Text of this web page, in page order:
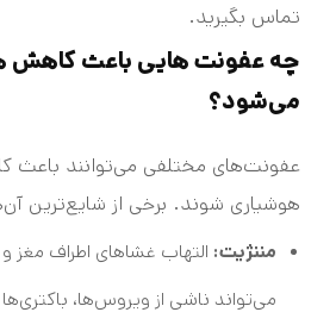
تماس بگیرید.
چه عفونت هایی باعث کاهش
می‌شود؟
عفونت‌های مختلفی می‌توانند
هوشیاری شوند. برخی از شایع‌ترین
مننژیت: التهاب غشاهای اطراف مغز
می‌تواند ناشی از ویروس‌ها،